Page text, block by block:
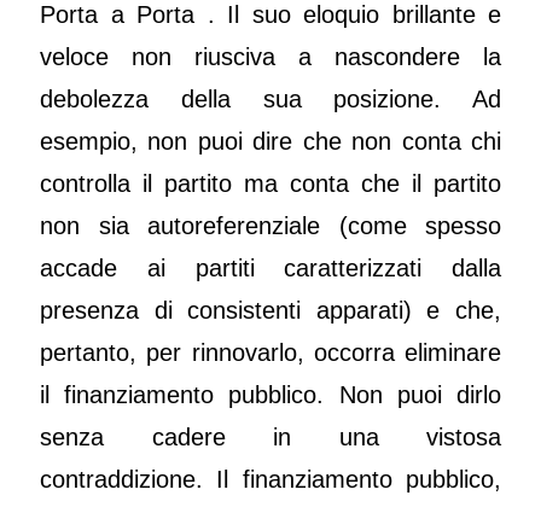
Porta a Porta . Il suo eloquio brillante e
veloce non riusciva a nascondere la
debolezza della sua posizione. Ad
esempio, non puoi dire che non conta chi
controlla il partito ma conta che il partito
non sia autoreferenziale (come spesso
accade ai partiti caratterizzati dalla
presenza di consistenti apparati) e che,
pertanto, per rinnovarlo, occorra eliminare
il finanziamento pubblico. Non puoi dirlo
senza cadere in una vistosa
contraddizione. Il finanziamento pubblico,